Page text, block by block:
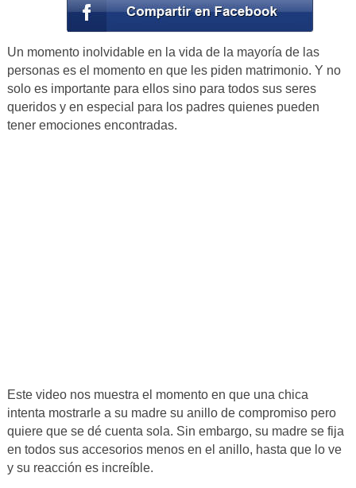
Un momento inolvidable en la vida de la mayoría de las
personas es el momento en que les piden matrimonio. Y no
solo es importante para ellos sino para todos sus seres
queridos y en especial para los padres quienes pueden
tener emociones encontradas.
Este video nos muestra el momento en que una chica
intenta mostrarle a su madre su anillo de compromiso pero
quiere que se dé cuenta sola. Sin embargo, su madre se fija
en todos sus accesorios menos en el anillo, hasta que lo ve
y su reacción es increíble.